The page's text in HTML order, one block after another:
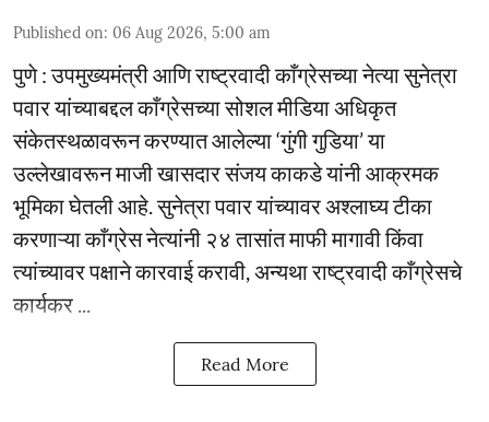
Published on: 06 Aug 2026, 5:00 am
पुणे : उपमुख्यमंत्री आणि राष्ट्रवादी काँग्रेसच्या नेत्या सुनेत्रा
पवार यांच्याबद्दल काँग्रेसच्या सोशल मीडिया अधिकृत
संकेतस्थळावरून करण्यात आलेल्या ‘गुंगी गुडिया’ या
उल्लेखावरून माजी खासदार संजय काकडे यांनी आक्रमक
भूमिका घेतली आहे. सुनेत्रा पवार यांच्यावर अश्लाघ्य टीका
करणाऱ्या काँग्रेस नेत्यांनी २४ तासांत माफी मागावी किंवा
त्यांच्यावर पक्षाने कारवाई करावी, अन्यथा राष्ट्रवादी काँग्रेसचे
कार्यकर ...
Read More